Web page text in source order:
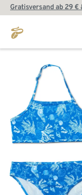
Gratisversand ab 29 €